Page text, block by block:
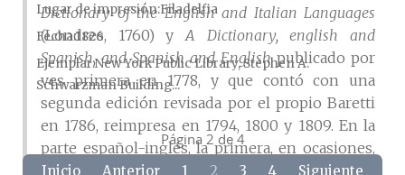
Dictionary of the English and Italian Languages
(Londres, 1760) yA Dictionary, english and
Spanish, and Spanish and Englishpublicado por
ves primera en 1778, y que contó con una
segunda edición revisada por el propio Baretti
en 1786, reimpresa en 1794, 1800 y 1809. En la
parte español-inglés, la primera, en ocasiones,
Baretti aúna la fonética y la ortografía, en
Lugar de impresiónFiladelfia
Fecha1826
EjemplarNew York Public Library, Stephen A.
Schwarzman Building...
Página 2 de 4
Inicio Anterior 1 2 3 4
Siguiente